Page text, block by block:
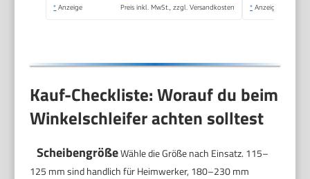
* Anzeige Preis inkl. MwSt., zzgl. Versandkosten * Anzeige
Kauf-Checkliste: Worauf du beim
Winkelschleifer achten solltest
ScheibengrößeWähle die Größe nach Einsatz. 115–
125 mm sind handlich für Heimwerker, 180–230 mm